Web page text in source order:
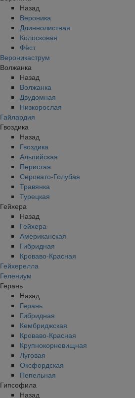
Назад
Вероника
Длиннолистная
Колосковая
Фёст
Вероникаструм
Волжанка
Назад
Волжанка
Двудомная
Низкорослая
Гайлардия
Гвоздика
Назад
Гвоздика
Альпийская
Перистая
Серовато-Голубая
Травянка
Турецкая
Гейхера
Назад
Гейхера
Американская
Гибридная
Кроваво-Красная
Гейхерелла
Гелениум
Герань
Назад
Герань
Гибридная
Кембриджская
Кроваво-Красная
Крупнокорневищная
Луговая
Оксфордская
Пепельная
Гипсофила
Назад